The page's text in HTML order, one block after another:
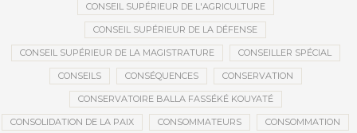
CONSEIL SUPÉRIEUR DE L'AGRICULTURE
CONSEIL SUPÉRIEUR DE LA DÉFENSE
CONSEIL SUPÉRIEUR DE LA MAGISTRATURE CONSEILLER SPÉCIAL
CONSEILS CONSÉQUENCES CONSERVATION
CONSERVATOIRE BALLA FASSÉKÉ KOUYATÉ
CONSOLIDATION DE LA PAIX CONSOMMATEURS CONSOMMATION